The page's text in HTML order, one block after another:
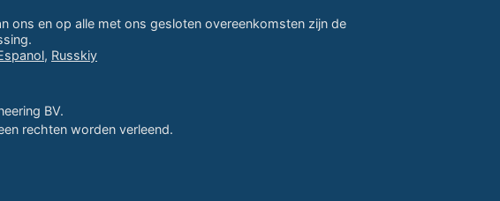
ons en op alle met ons gesloten overeenkomsten zijn de
, Russkiy
BV.
rechten worden verleend.